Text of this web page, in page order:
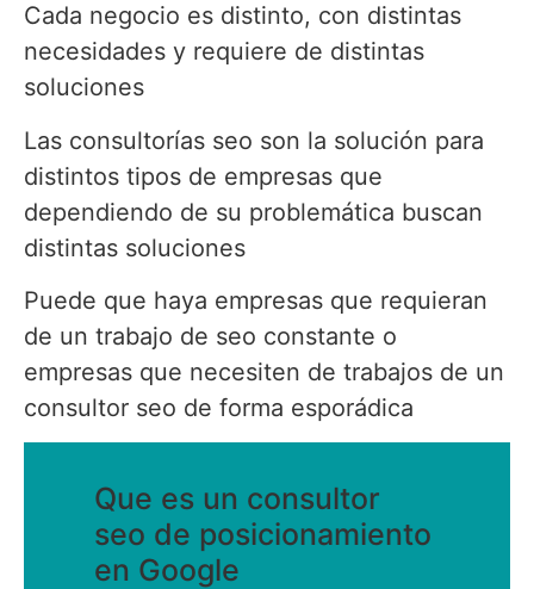
Cada negocio es distinto, con distintas
necesidades y requiere de distintas
soluciones
Las consultorías seo son la solución para
distintos tipos de empresas que
dependiendo de su problemática buscan
distintas soluciones
Puede que haya empresas que requieran
de un trabajo de seo constante o
empresas que necesiten de trabajos de un
consultor seo de forma esporádica
Que es un consultor
seo de posicionamiento
en Google